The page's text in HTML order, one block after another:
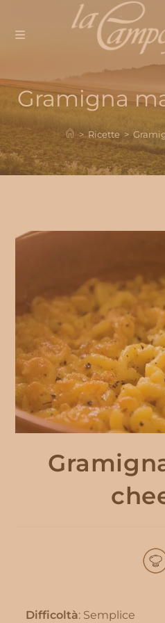
contenuto
Gramigna
> Ricette >
Difficoltà: Semplice